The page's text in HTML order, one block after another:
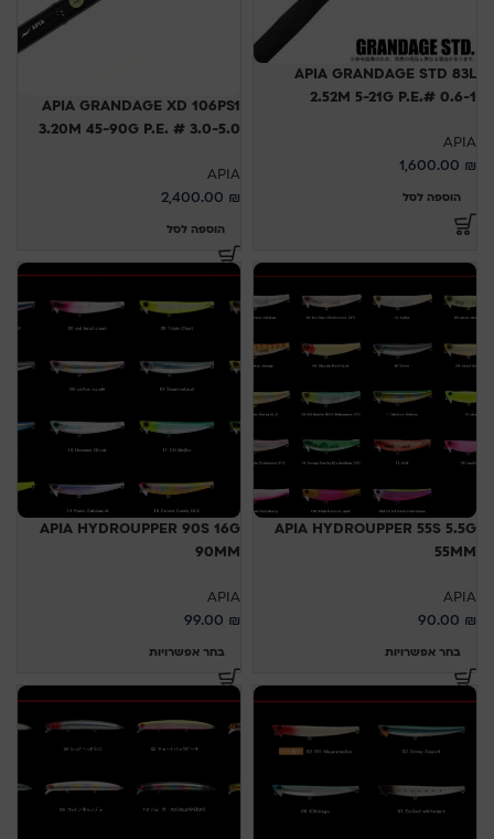
APIA GRANDAGE STD 83L
2.52M 5-21G P.E.# 0.6-1
APIA
1,600.00 ₪
הוספה לסל
APIA GRANDAGE XD 106PS1
3.20M 45-90G P.E. # 3.0-5.0
APIA
2,400.00 ₪
הוספה לסל
APIA HYDROUPPER 55S 5.5G
55MM
APIA
90.00 ₪
בחר אפשרויות
APIA HYDROUPPER 90S 16G
90MM
APIA
99.00 ₪
בחר אפשרויות